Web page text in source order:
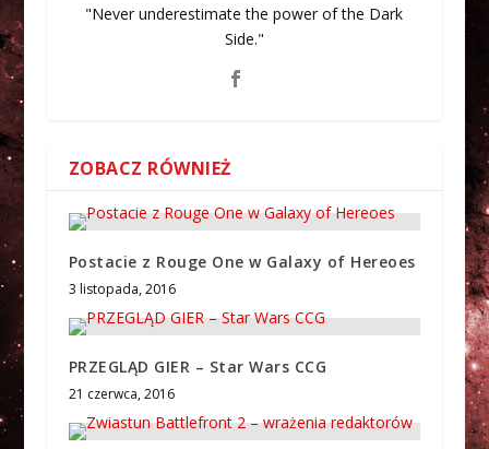
"Never underestimate the power of the Dark
Side."
ZOBACZ RÓWNIEŻ
Postacie z Rouge One w Galaxy of Hereoes
3 listopada, 2016
PRZEGLĄD GIER – Star Wars CCG
21 czerwca, 2016